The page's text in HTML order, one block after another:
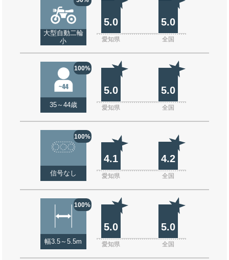
大型自動二輪
小
5.0 5.0
愛知県 全国
100%
35～44歳
5.0 5.0
愛知県 全国
100%
信号なし
4.1 4.2
愛知県 全国
100%
幅3.5～5.5m
5.0 5.0
愛知県 全国